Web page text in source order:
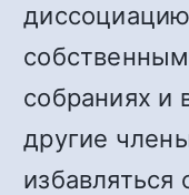
собраниях и
другие
избавляться